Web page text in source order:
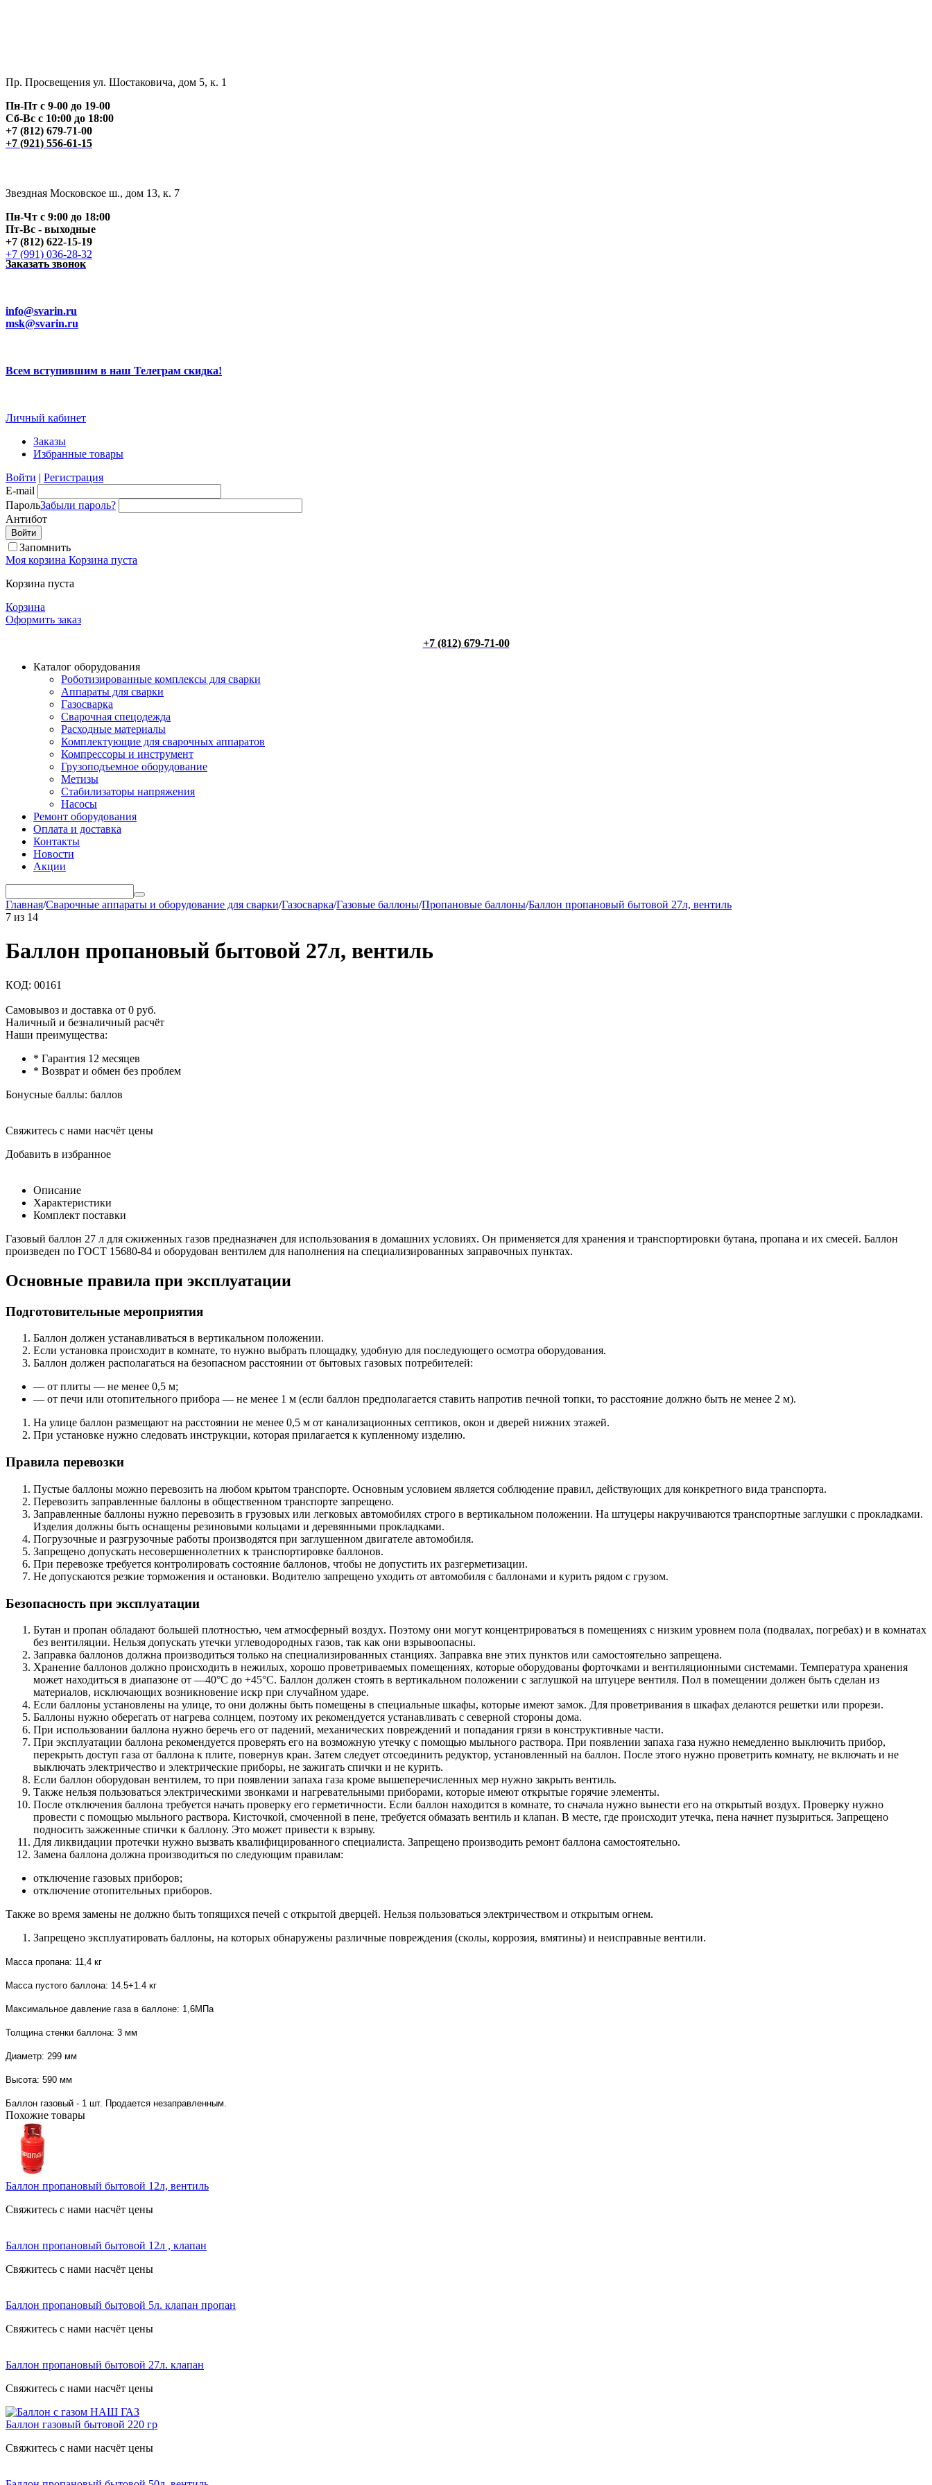
Пр. Просвещения ул. Шостаковича, дом 5, к. 1
Пн-Пт с 9-00 до 19-00
Сб-Вс с 10:00 до 18:00
+7 (812) 679-71-00
+7 (921) 556-61-15
Звездная Московское ш., дом 13, к. 7
Пн-Чт с 9:00 до 18:00
Пт-Вс - выходные
+7 (812) 622-15-19
+7 (991) 036-28-32
Заказать звонок
info@svarin.ru
msk@svarin.ru
Всем вступившим в наш Телеграм скидка!
Личный кабинет
Заказы
Избранные товары
Войти | Регистрация
E-mail
ПарольЗабыли пароль?
Антибот
Запомнить
Моя корзина Корзина пуста
Корзина пуста
Корзина
Оформить заказ
+7 (812) 679-71-00
Каталог оборудования
Роботизированные комплексы для сварки
Аппараты для сварки
Газосварка
Сварочная спецодежда
Расходные материалы
Комплектующие для сварочных аппаратов
Компрессоры и инструмент
Грузоподъемное оборудование
Метизы
Стабилизаторы напряжения
Насосы
Ремонт оборудования
Оплата и доставка
Контакты
Новости
Акции
Главная/Сварочные аппараты и оборудование для сварки/Газосварка/Газовые баллоны/Пропановые баллоны/Баллон пропановый бытовой 27л, вентиль
7 из 14
Баллон пропановый бытовой 27л, вентиль
КОД: 00161
Самовывоз и доставка от 0 руб.
Наличный и безналичный расчёт
Наши преимущества:
* Гарантия 12 месяцев
* Возврат и обмен без проблем
Бонусные баллы: баллов
Свяжитесь с нами насчёт цены
Добавить в избранное
Описание
Характеристики
Комплект поставки
Газовый баллон 27 л для сжиженных газов предназначен для использования в домашних условиях. Он применяется для хранения и транспортировки бутана, пропана и их смесей. Баллон
произведен по ГОСТ 15680-84 и оборудован вентилем для наполнения на специализированных заправочных пунктах.
Основные правила при эксплуатации
Подготовительные мероприятия
Баллон должен устанавливаться в вертикальном положении.
Если установка происходит в комнате, то нужно выбрать площадку, удобную для последующего осмотра оборудования.
Баллон должен располагаться на безопасном расстоянии от бытовых газовых потребителей:
— от плиты — не менее 0,5 м;
— от печи или отопительного прибора — не менее 1 м (если баллон предполагается ставить напротив печной топки, то расстояние должно быть не менее 2 м).
На улице баллон размещают на расстоянии не менее 0,5 м от канализационных септиков, окон и дверей нижних этажей.
При установке нужно следовать инструкции, которая прилагается к купленному изделию.
Правила перевозки
Пустые баллоны можно перевозить на любом крытом транспорте. Основным условием является соблюдение правил, действующих для конкретного вида транспорта.
Перевозить заправленные баллоны в общественном транспорте запрещено.
Заправленные баллоны нужно перевозить в грузовых или легковых автомобилях строго в вертикальном положении. На штуцеры накручиваются транспортные заглушки с прокладками.
Изделия должны быть оснащены резиновыми кольцами и деревянными прокладками.
Погрузочные и разгрузочные работы производятся при заглушенном двигателе автомобиля.
Запрещено допускать несовершеннолетних к транспортировке баллонов.
При перевозке требуется контролировать состояние баллонов, чтобы не допустить их разгерметизации.
Не допускаются резкие торможения и остановки. Водителю запрещено уходить от автомобиля с баллонами и курить рядом с грузом.
Безопасность при эксплуатации
Бутан и пропан обладают большей плотностью, чем атмосферный воздух. Поэтому они могут концентрироваться в помещениях с низким уровнем пола (подвалах, погребах) и в комнатах
без вентиляции. Нельзя допускать утечки углеводородных газов, так как они взрывоопасны.
Заправка баллонов должна производиться только на специализированных станциях. Заправка вне этих пунктов или самостоятельно запрещена.
Хранение баллонов должно происходить в нежилых, хорошо проветриваемых помещениях, которые оборудованы форточками и вентиляционными системами. Температура хранения
может находиться в диапазоне от —40°C до +45°C. Баллон должен стоять в вертикальном положении с заглушкой на штуцере вентиля. Пол в помещении должен быть сделан из
материалов, исключающих возникновение искр при случайном ударе.
Если баллоны установлены на улице, то они должны быть помещены в специальные шкафы, которые имеют замок. Для проветривания в шкафах делаются решетки или прорези.
Баллоны нужно оберегать от нагрева солнцем, поэтому их рекомендуется устанавливать с северной стороны дома.
При использовании баллона нужно беречь его от падений, механических повреждений и попадания грязи в конструктивные части.
При эксплуатации баллона рекомендуется проверять его на возможную утечку с помощью мыльного раствора. При появлении запаха газа нужно немедленно выключить прибор,
перекрыть доступ газа от баллона к плите, повернув кран. Затем следует отсоединить редуктор, установленный на баллон. После этого нужно проветрить комнату, не включать и не
выключать электричество и электрические приборы, не зажигать спички и не курить.
Если баллон оборудован вентилем, то при появлении запаха газа кроме вышеперечисленных мер нужно закрыть вентиль.
Также нельзя пользоваться электрическими звонками и нагревательными приборами, которые имеют открытые горячие элементы.
После отключения баллона требуется начать проверку его герметичности. Если баллон находится в комнате, то сначала нужно вынести его на открытый воздух. Проверку нужно
провести с помощью мыльного раствора. Кисточкой, смоченной в пене, требуется обмазать вентиль и клапан. В месте, где происходит утечка, пена начнет пузыриться. Запрещено
подносить зажженные спички к баллону. Это может привести к взрыву.
Для ликвидации протечки нужно вызвать квалифицированного специалиста. Запрещено производить ремонт баллона самостоятельно.
Замена баллона должна производиться по следующим правилам:
отключение газовых приборов;
отключение отопительных приборов.
Также во время замены не должно быть топящихся печей с открытой дверцей. Нельзя пользоваться электричеством и открытым огнем.
Запрещено эксплуатировать баллоны, на которых обнаружены различные повреждения (сколы, коррозия, вмятины) и неисправные вентили.
Масса пропана: 11,4 кг
Масса пустого баллона: 14.5+1.4 кг
Максимальное давление газа в баллоне: 1,6МПа
Толщина стенки баллона: 3 мм
Диаметр: 299 мм
Высота: 590 мм
Баллон газовый - 1 шт. Продается незаправленным.
Похожие товары
Баллон пропановый бытовой 12л, вентиль
Свяжитесь с нами насчёт цены
Баллон пропановый бытовой 12л , клапан
Свяжитесь с нами насчёт цены
Баллон пропановый бытовой 5л. клапан пропан
Свяжитесь с нами насчёт цены
Баллон пропановый бытовой 27л. клапан
Свяжитесь с нами насчёт цены
Баллон газовый бытовой 220 гр
Свяжитесь с нами насчёт цены